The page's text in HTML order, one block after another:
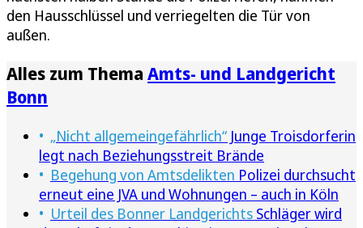
den Hausschlüssel und verriegelten die Tür von
außen.
Alles zum Thema Amts- und Landgericht
Bonn
„Nicht allgemeingefährlich“ Junge Troisdorferin
legt nach Beziehungsstreit Brände
Begehung von Amtsdelikten Polizei durchsucht
erneut eine JVA und Wohnungen – auch in Köln
Urteil des Bonner Landgerichts Schläger wird